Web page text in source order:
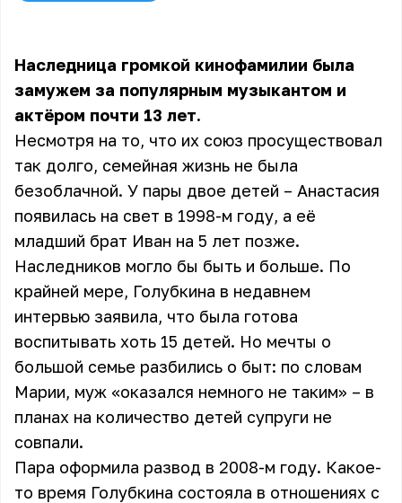
Наследница громкой кинофамилии была
замужем за популярным музыкантом и
актёром почти 13 лет.
Несмотря на то, что их союз просуществовал
так долго, семейная жизнь не была
безоблачной. У пары двое детей – Анастасия
появилась на свет в 1998-м году, а её
младший брат Иван на 5 лет позже.
Наследников могло бы быть и больше. По
крайней мере, Голубкина в недавнем
интервью заявила, что была готова
воспитывать хоть 15 детей. Но мечты о
большой семье разбились о быт: по словам
Марии, муж «оказался немного не таким» – в
планах на количество детей супруги не
совпали.
Пара оформила развод в 2008-м году. Какое-
то время Голубкина состояла в отношениях с